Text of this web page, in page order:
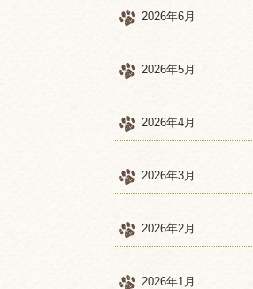
2026年6月
2026年5月
2026年4月
2026年3月
2026年2月
2026年1月